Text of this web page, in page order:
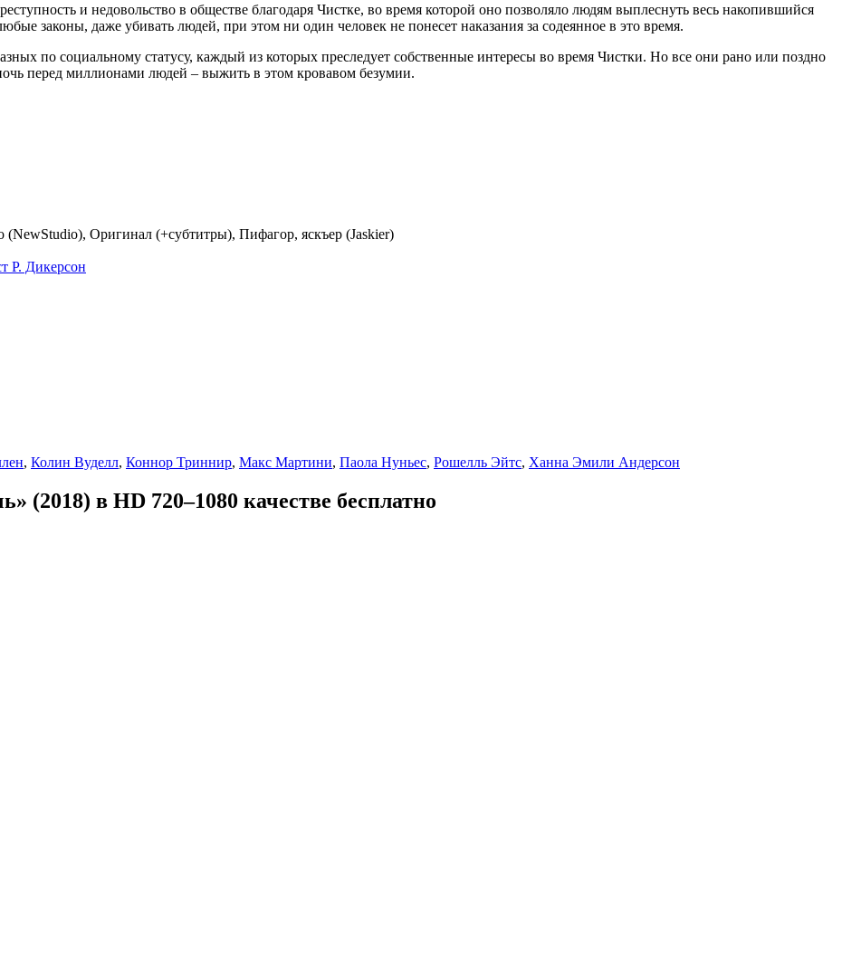
и недовольство в обществе благодаря Чистке, во время которой оно позволяло людям выплеснуть весь накопившийся
законы, даже убивать людей, при этом ни один человек не понесет наказания за содеянное в это время.
по социальному статусу, каждый из которых преследует собственные интересы во время Чистки. Но все они рано или поздно
перед миллионами людей – выжить в этом кровавом безумии.
Оригинал (+субтитры), Пифагор, яскъер (Jaskier)
Р. Дикерсон
, Колин Вуделл, Коннор Триннир, Макс Мартини, Паола Нуньес, Рошелль Эйтс, Ханна Эмили Андерсон
(2018) в HD 720–1080 качестве бесплатно